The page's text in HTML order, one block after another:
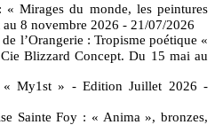
« Mirages du monde, les peintures
8 novembre 2026 - 21/07/2026
l’Orangerie : Tropisme poétique «
Blizzard Concept. Du 15 mai au
« My1st » - Edition Juillet 2026 -
Sainte Foy : « Anima », bronzes,